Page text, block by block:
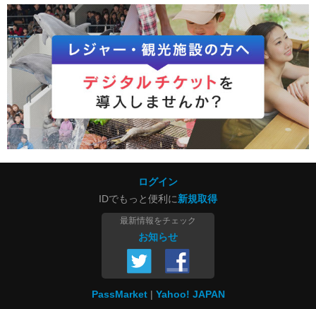
ログイン
IDでもっと便利に新規取得
最新情報をチェック
お知らせ
PassMarket Yahoo! JAPAN